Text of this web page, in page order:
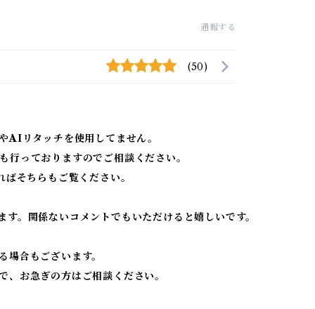
通報する
(50)
AIリタッチを使用してません。
っておりますのでご相談ください。
そちらもご覧ください。
。関係ないコメントでもいただけると嬉しいです。
合もございます。
お急ぎの方はご相談ください。